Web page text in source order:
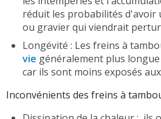
réduit les probabilités d'avoir
ou gravier qui viendrait
Longévité : Les freins à
vie généralement plus
car ils sont moins exposés
Inconvénients des freins à